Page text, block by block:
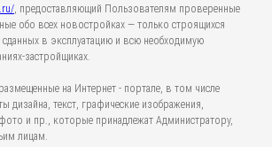
, предоставляющий Пользователям проверенные
обо всех новостройках — только строящихся
сданных в эксплуатацию и всю необходимую
застройщиках.
на Интернет - портале, в том числе
дизайна, текст, графические изображения,
и пр., которые принадлежат Администратору,
лицам.